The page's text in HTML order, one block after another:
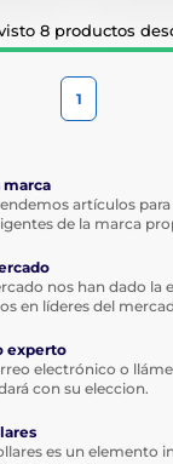
8 productos
1
marca
artículos
de la marca
nos han dado la
en líderes del
experto
electrónico o
con su eleccion.
es un elemento